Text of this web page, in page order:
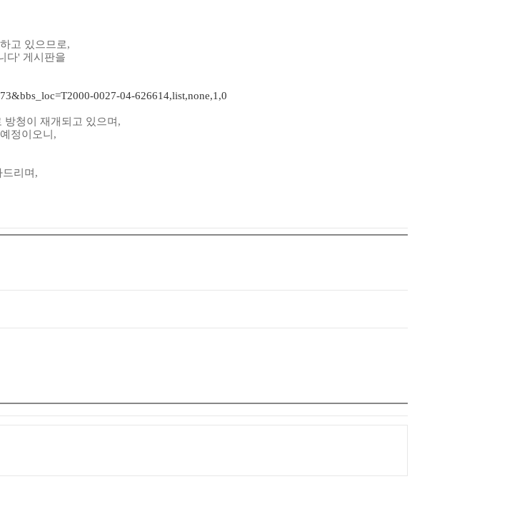
고 있으므로,
다' 게시판을
0027-04-626614,list,none,1,0
방청이 재개되고 있으며,
정이오니,
리며,